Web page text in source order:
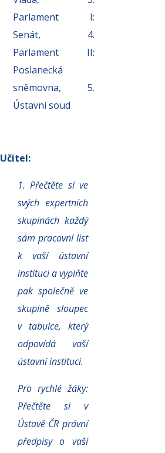
Parlament I:
Senát, 4.
Parlament II:
Poslanecká
sněmovna, 5.
Ústavní soud
Učitel:
1. Přečtěte si ve
svých expertních
skupinách každý
sám pracovní list
k vaší ústavní
institucia vyplňte
pak společně ve
skupině sloupec
v tabulce, který
odpovídá vaší
ústavní instituci.
Pro rychlé žáky:
Přečtěte si v
Ústavě ČR právní
předpisy o vaší